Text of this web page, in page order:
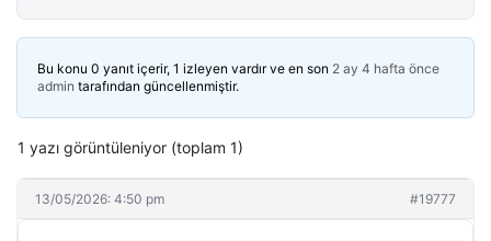
Bu konu 0 yanıt içerir, 1 izleyen vardır ve en son 2 ay 4 hafta önce
admin tarafından güncellenmiştir.
1 yazı görüntüleniyor (toplam 1)
13/05/2026: 4:50 pm #19777